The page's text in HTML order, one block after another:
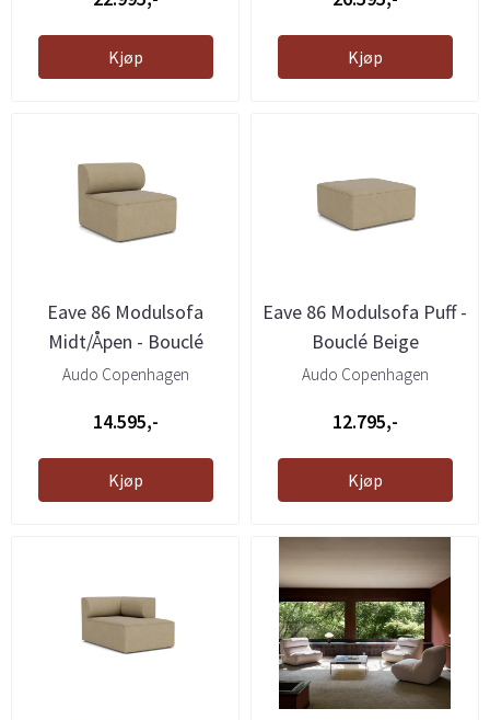
Kjøp Kjøp
Eave 86 Modulsofa
Midt/Åpen - Bouclé
Beige
Audo Copenhagen
14.595,-
Kjøp
Eave 86 Modulsofa Puff -
Bouclé Beige
Audo Copenhagen
12.795,-
Kjøp